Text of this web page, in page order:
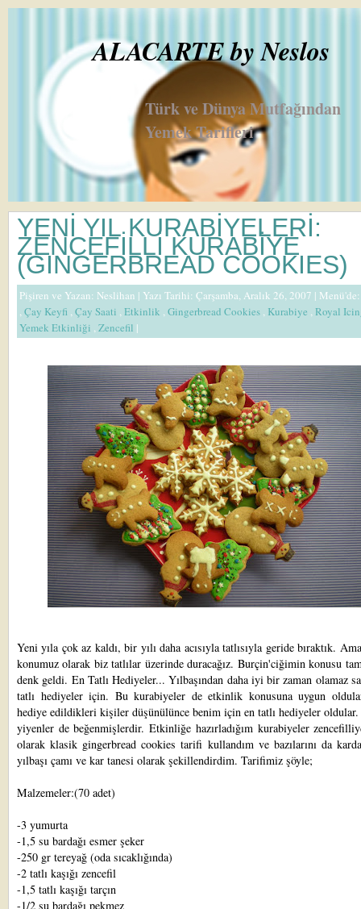
ALACARTE by Neslos
Türk ve Dünya Mutfağından
Yemek Tarifleri
YENİ YIL KURABİYELERİ:
ZENCEFİLLİ KURABİYE
(GINGERBREAD COOKIES)
Pişiren ve Yazan: Neslihan | Yazı Tarihi: Çarşamba, Aralık 26, 2007 |
,Çay Keyfi ,Çay Saati ,Etkinlik ,Gingerbread Cookies , Kurabiye ,Royal
Yemek Etkinliği ,Zencefil |
Yeni yıla çok az kaldı, bir yılı daha acısıyla tatlısıyla geride bıraktık.
konumuz olarak biz tatlılar üzerinde duracağız. Burçin'ciğiminkonusu
denk geldi. En Tatlı Hediyeler... Yılbaşından daha iyi bir zaman olamaz
tatlı hediyeler için. Bu kurabiyeler de etkinlik konusuna uygun
hediye edildikleri kişiler düşünülünce benim için en tatlı hediyeler oldular.
yiyenler de beğenmişlerdir. Etkinliğe hazırladığım kurabiyeler
olarak klasik gingerbread cookies tarifi kullandım ve bazılarını da
yılbaşı çamı ve kar tanesi olarak şekillendirdim. Tarifimiz şöyle;
Malzemeler:(70 adet)
-3 yumurta
-1,5 su bardağı esmer şeker
-250 gr tereyağ (oda sıcaklığında)
-2 tatlı kaşığı zencefil
-1,5 tatlı kaşığı tarçın
-1/2 su bardağı pekmez